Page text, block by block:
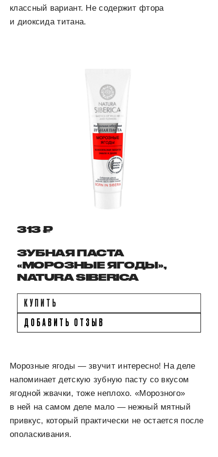
классный вариант. Не содержит фтора
и диоксида титана.
313 ₽
ЗУБНАЯ ПАСТА
«МОРОЗНЫЕ ЯГОДЫ»,
NATURA SIBERICA
КУПИТЬ
ДОБАВИТЬ ОТЗЫВ
Морозные ягоды — звучит интересно! На деле
напоминает детскую зубную пасту со вкусом
ягодной жвачки, тоже неплохо. «Морозного»
в ней на самом деле мало — нежный мятный
привкус, который практически не остается после
ополаскивания.